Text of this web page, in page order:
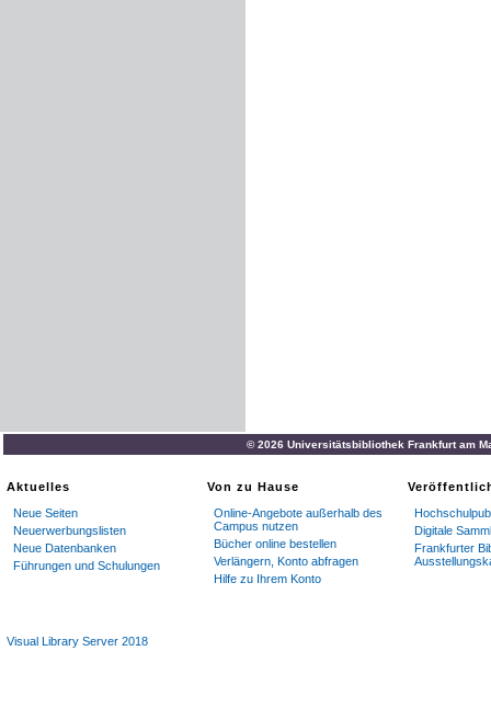
© 2026 Universitätsbibliothek Frankfurt am
Aktuelles
Neue Seiten
Neuerwerbungslisten
Neue Datenbanken
Führungen und Schulungen
Von zu Hause
Online-Angebote außerhalb des
Campus nutzen
Bücher online bestellen
Verlängern, Konto abfragen
Hilfe zu Ihrem Konto
Digitale
Frankfurter
Visual Library Server 2018